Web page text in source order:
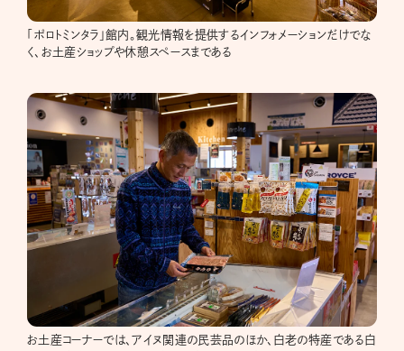
「ポロトミンタラ」館内。観光情報を提供するインフォメーションだけでな
く、お土産ショップや休憩スペースまである
お土産コーナーでは、アイヌ関連の民芸品のほか、白老の特産である白